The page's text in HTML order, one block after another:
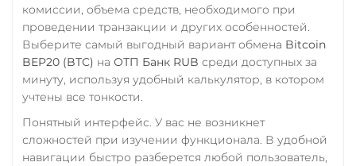
Yearn.finance (YFI)
Zcash (ZEC)
комиссии, объема средств, необходимого при
проведении транзакции и других особенностей.
Выберите самый выгодный вариант обмена Bitcoin
BEP20 (BTC) на ОТП Банк RUB среди доступных за
минуту, используя удобный калькулятор, в котором
учтены все тонкости.
Понятный интерфейс. У вас не возникнет
сложностей при изучении функционала. В удобной
навигации быстро разберется любой пользователь,